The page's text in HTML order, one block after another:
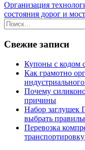
Организация
состояния дорог и
Найти:
Свежие записи
Купоны c кодом
Как грамотно
Почему
причины
Набор заглушек
выбрать
Перевозка